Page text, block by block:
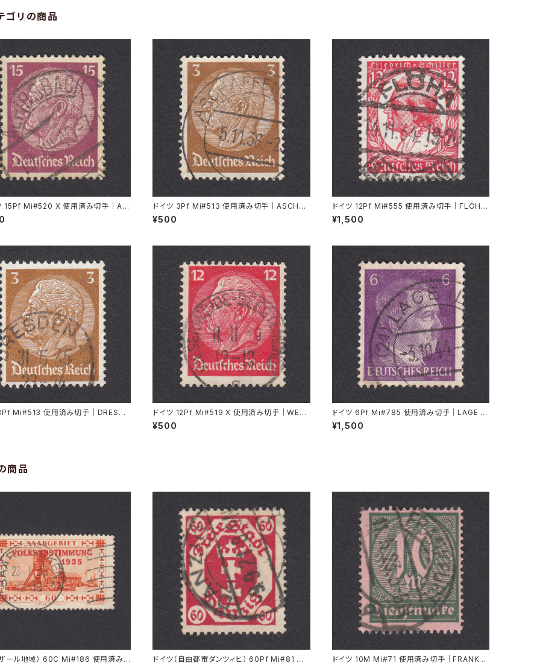
ゴリの商品
15Pf Mi#520 X 使用済み切手｜AL
19.JUL.1940
ドイツ 3Pf Mi#513 使用済み切手｜ASCHAF
FENBURG 5.11.1936
¥500
ドイツ 12Pf Mi#555 使用済み切手｜FLÖHA
14.11.1934
¥1,500
Mi#513 使用済み切手｜DRESDE
ドイツ 12Pf Mi#519 X 使用済み切手｜WESE
RMÜNDE-GEESTEMÜNDE 11.11.1939
¥500
ドイツ 6Pf Mi#785 使用済み切手｜LAGE 3.
10.1944
¥1,500
商品
ザール地域） 60C Mi#186 使用済み ドイツ（自由都市ダンツィヒ） 60Pf Mi#81 使 ドイツ 10M Mi#71 使用済み切手｜FRANKF